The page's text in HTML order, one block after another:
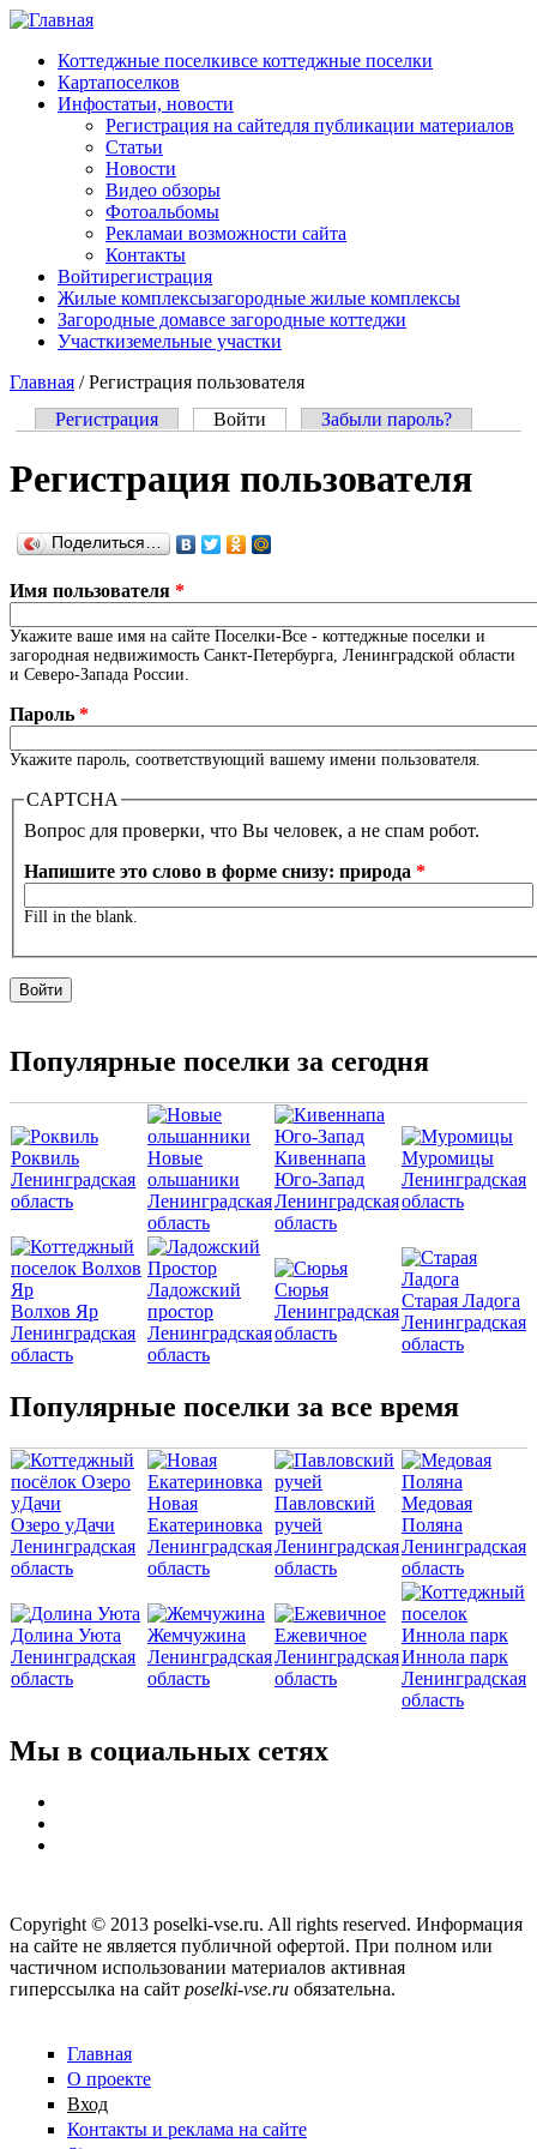
Перейти к основному содержанию
Коттеджные поселкивсе коттеджные поселки
Картапоселков
Инфостатьи, новости
Регистрация на сайтедля публикации материалов
Статьи
Новости
Видео обзоры
Фотоальбомы
Рекламаи возможности сайта
Контакты
Войтирегистрация
Жилые комплексызагородные жилые комплексы
Загородные домавсе загородные коттеджи
Участкиземельные участки
Главная /Регистрация пользователя
Регистрация Войти (активная вкладка)
Забыли пароль?
Регистрация пользователя
Поделиться…
Имя пользователя *
Укажите ваше имя на сайте Поселки-Все - коттеджные поселки и
загородная недвижимость Санкт-Петербурга, Ленинградской области
и Северо-Запада России.
Пароль *
Укажите пароль, соответствующий вашему имени пользователя.
CAPTCHA
Вопрос для проверки, что Вы человек, а не спам робот.
Напишите это слово в форме снизу: природа *
Fill in the blank.
Популярные поселки за сегодня
Роквиль
Ленинградская
область
Новые
ольшаники
Ленинградская
область
Кивеннапа
Юго-Запад
Ленинградская
область
Муромицы
Ленинградская
область
Волхов Яр
Ленинградская
область
Ладожский
простор
Ленинградская
область
Сюрья
Ленинградская
область
Старая Ладога
Ленинградская
область
Популярные поселки за все время
Озеро уДачи
Ленинградская
область
Новая
Екатериновка
Ленинградская
область
Павловский
ручей
Ленинградская
область
Медовая
Поляна
Ленинградская
область
Долина Уюта
Ленинградская
область
Жемчужина
Ленинградская
область
Ежевичное
Ленинградская
область
Иннола парк
Ленинградская
область
Мы в социальных сетях
Copyright © 2013 poselki-vse.ru. All rights reserved. Информация
на сайте не является публичной офертой. При полном или
частичном использовании материалов активная
гиперссылка на сайт poselki-vse.ru​ обязательна.
Главная
О проекте
Вход
Контакты и реклама на сайте